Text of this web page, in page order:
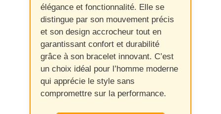
élégance et fonctionnalité. Elle se
distingue par son mouvement précis
et son design accrocheur tout en
garantissant confort et durabilité
grâce à son bracelet innovant. C’est
un choix idéal pour l’homme moderne
qui apprécie le style sans
compromettre sur la performance.